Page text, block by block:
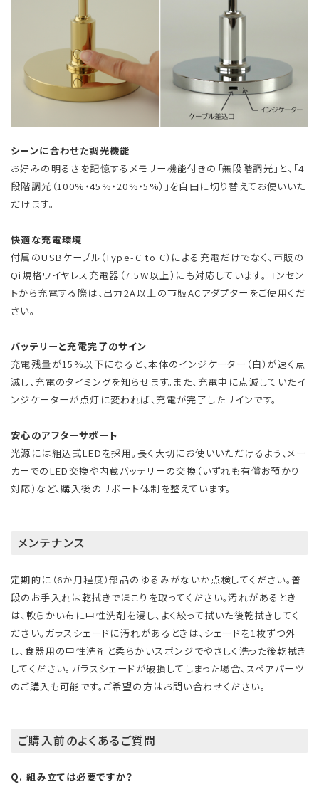
シーンに合わせた調光機能
お好みの明るさを記憶するメモリー機能付きの「無段階調光」と、「4
段階調光（100%・45%・20%・5%）」を自由に切り替えてお使いいた
だけます。
快適な充電環境
付属のUSBケーブル（Type-C to C）による充電だけでなく、市販の
Qi規格ワイヤレス充電器（7.5W以上）にも対応しています。コンセン
トから充電する際は、出力2A以上の市販ACアダプターをご使用くだ
さい。
バッテリーと充電完了のサイン
充電残量が15%以下になると、本体のインジケーター（白）が速く点
滅し、充電のタイミングを知らせます。また、充電中に点滅していたイ
ンジケーターが点灯に変われば、充電が完了したサインです。
安心のアフターサポート
光源には組込式LEDを採用。長く大切にお使いいただけるよう、メー
カーでのLED交換や内蔵バッテリーの交換（いずれも有償お預かり
対応）など、購入後のサポート体制を整えています。
メンテナンス
定期的に（6か月程度）部品のゆるみがないか点検してください。普
段のお手入れは乾拭きでほこりを取ってください。汚れがあるとき
は、軟らかい布に中性洗剤を浸し、よく絞って拭いた後乾拭きしてく
ださい。ガラスシェードに汚れがあるときは、シェードを1枚ずつ外
し、食器用の中性洗剤と柔らかいスポンジでやさしく洗った後乾拭き
してください。ガラスシェードが破損してしまった場合、スペアパーツ
のご購入も可能です。ご希望の方はお問い合わせください。
ご購入前のよくあるご質問
Q. 組み立ては必要ですか？